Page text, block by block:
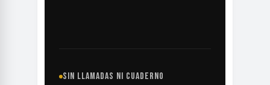
SIN LLAMADAS NI CUADERNO